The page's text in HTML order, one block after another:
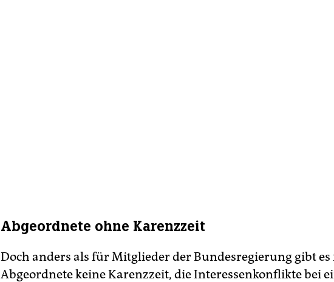
Abgeordnete ohne Karenzzeit
Doch anders als für Mitglieder der Bundesregierung gibt
Abgeordnete keine Karenzzeit, die Interessenkonflikte bei